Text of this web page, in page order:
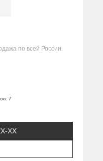
по всей России.
7
ХХ